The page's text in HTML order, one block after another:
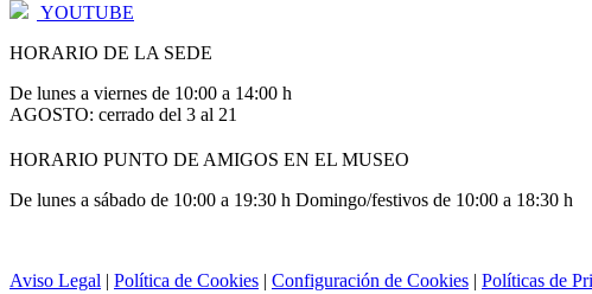
YOUTUBE
HORARIO DE LA SEDE
De lunes a viernes de 10:00 a 14:00 h
AGOSTO: cerrado del 3 al 21
HORARIO PUNTO DE AMIGOS EN EL MUSEO
De lunes a sábado de 10:00 a 19:30 h Domingo/festivos de 10:00 a 18:30 h
Aviso Legal | Política de Cookies | Configuración de Cookies | Políticas de